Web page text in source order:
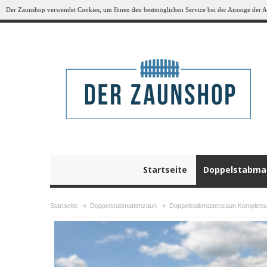
Der Zaunshop verwendet Cookies, um Ihnen den bestmöglichen Service bei der Anzeige
Startseite
Startseite Doppelstabmattenzaun Doppelstabmattenzaun